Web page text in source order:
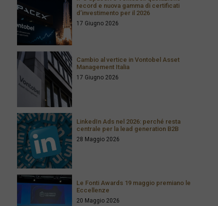
record e nuova gamma di certificati
d’investimento per il 2026
17 Giugno 2026
Cambio al vertice in Vontobel Asset
Management Italia
17 Giugno 2026
LinkedIn Ads nel 2026: perché resta
centrale per la lead generation B2B
28 Maggio 2026
Le Fonti Awards 19 maggio premiano le
Eccellenze
20 Maggio 2026